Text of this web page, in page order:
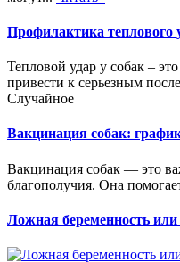
Профилактика теплового
Тепловой удар у собак –
привести к серьезным
Случайное
Вакцинация собак:
Вакцинация собак — это
благополучия. Она
Ложная беременность или